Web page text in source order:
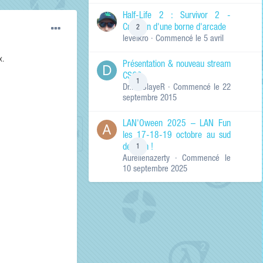
RECHERCHER LES
Titres et corps
Titres des
uniquement
2
Half-Life 2 : Survivor 2 -
Création d'une borne d'arcade
levelkro · Commencé le 5 avril
1
Présentation & nouveau stream
CSGO
Dr.KinSlayeR · Commencé le 22
septembre 2015
1
LAN'Oween 2025 – LAN Fun
les 17-18-19 octobre au sud
de Lyon !
Aurelienazerty · Commencé le
10 septembre 2025